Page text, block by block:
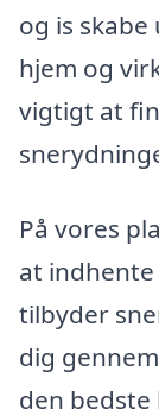
og is
hjem og
vigtigt at
På vores
at
tilbyder
dig
den